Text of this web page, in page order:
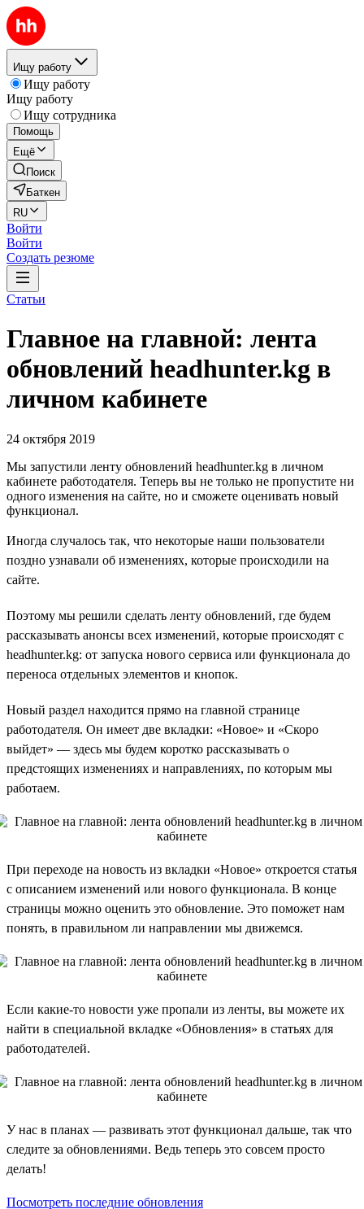
Ищу работу
Ищу работу
Ищу работу
Ищу сотрудника
Помощь
Ещё
Поиск
Баткен
RU
Войти
Войти
Создать резюме
Статьи
Главное на главной: лента
обновлений headhunter.kg в
личном кабинете
24 октября 2019
Мы запустили ленту обновлений headhunter.kg в личном
кабинете работодателя. Теперь вы не только не пропустите ни
одного изменения на сайте, но и сможете оценивать новый
функционал.
Иногда случалось так, что некоторые наши пользователи
поздно узнавали об изменениях, которые происходили на
сайте.
Поэтому мы решили сделать ленту обновлений, где будем
рассказывать анонсы всех изменений, которые происходят с
headhunter.kg: от запуска нового сервиса или функционала до
переноса отдельных элементов и кнопок.
Новый раздел находится прямо на главной странице
работодателя. Он имеет две вкладки: «Новое» и «Скоро
выйдет» — здесь мы будем коротко рассказывать о
предстоящих изменениях и направлениях, по которым мы
работаем.
При переходе на новость из вкладки «Новое» откроется статья
с описанием изменений или нового функционала. В конце
страницы можно оценить это обновление. Это поможет нам
понять, в правильном ли направлении мы движемся.
Если какие-то новости уже пропали из ленты, вы можете их
найти в специальной вкладке «Обновления» в статьях для
работодателей.
У нас в планах — развивать этот функционал дальше, так что
следите за обновлениями. Ведь теперь это совсем просто
делать!
Посмотреть последние обновления